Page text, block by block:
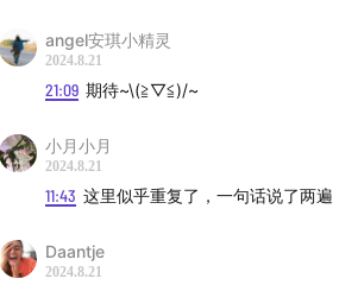
姆明谷的故事：朵贝·杨笙的人生
《八分半》：怎么区分运动中的男性和女性
上海艺术电影联盟：
“劳伦斯·韦纳：追求幸福 越快越好”展览介绍
皮娜·鲍什《春之祭》非洲版舞剧介绍
angel安琪小精灵
2024.8.21
21:09 期待~\(≧▽≦)/~
小月小月
2024.8.21
11:43 这里似乎重复了，一句话说了两遍
Daantje
2024.8.21